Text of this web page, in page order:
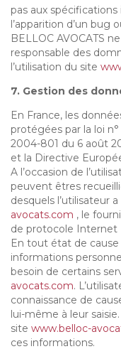
pas aux
l’apparition d’un bug
BELLOC AVOCATS
responsable des
l’utilisation du site
7. Gestion des
En France, les
protégées par la loi
2004-801 du 6 août
et la Directive
A l’occasion de
peuvent êtres
desquels l’utilisateur
avocats.com , le
de protocole Internet
En tout état de cause
informations
besoin de certains
avocats.com.
connaissance de
lui-même à leur
site www.belloc-
ces informations.